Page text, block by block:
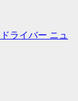
ライバー ニュ